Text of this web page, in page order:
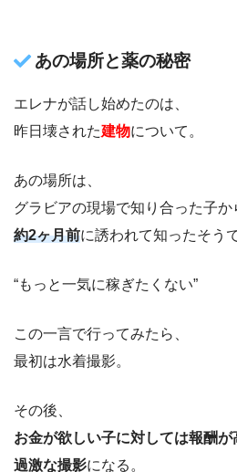
あの場所と薬の秘密
エレナが話し始めたのは、
昨日壊された建物について。
あの場所は、
グラビアの現場で知り合った子か
約2ヶ月前に誘われて知ったそう
“もっと一気に稼ぎたくない”
この一言で行ってみたら、
最初は水着撮影。
その後、
お金が欲しい子に対しては報酬が
過激な撮影になる。